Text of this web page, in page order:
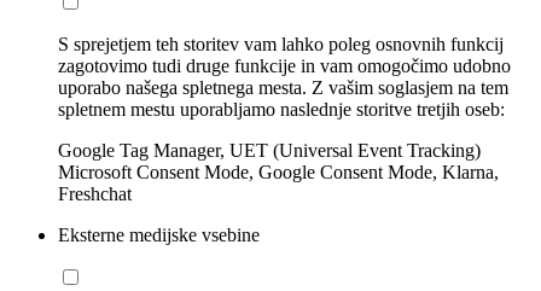
S sprejetjem teh storitev vam lahko poleg osnovnih funkcij
zagotovimo tudi druge funkcije in vam omogočimo udobno
uporabo našega spletnega mesta. Z vašim soglasjem na tem
spletnem mestu uporabljamo naslednje storitve tretjih oseb:
Google Tag Manager, UET (Universal Event Tracking)
Microsoft Consent Mode, Google Consent Mode, Klarna,
Freshchat
Eksterne medijske vsebine